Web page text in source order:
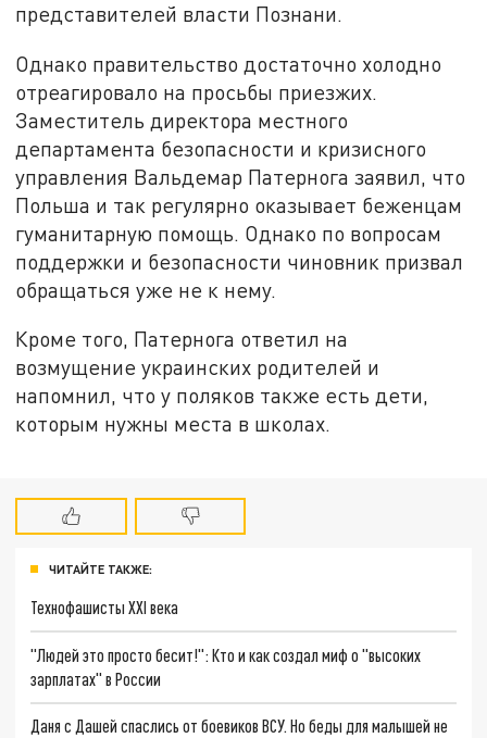
представителей власти Познани.
Однако правительство достаточно холодно
отреагировало на просьбы приезжих.
Заместитель директора местного
департамента безопасности и кризисного
управления Вальдемар Патернога заявил, что
Польша и так регулярно оказывает беженцам
гуманитарную помощь. Однако по вопросам
поддержки и безопасности чиновник призвал
обращаться уже не к нему.
Кроме того, Патернога ответил на
возмущение украинских родителей и
напомнил, что у поляков также есть дети,
которым нужны места в школах.
ЧИТАЙТЕ ТАКЖЕ:
Технофашисты XXI века
"Людей это просто бесит!": Кто и как создал миф о "высоких
зарплатах" в России
Даня с Дашей спаслись от боевиков ВСУ. Но беды для малышей не